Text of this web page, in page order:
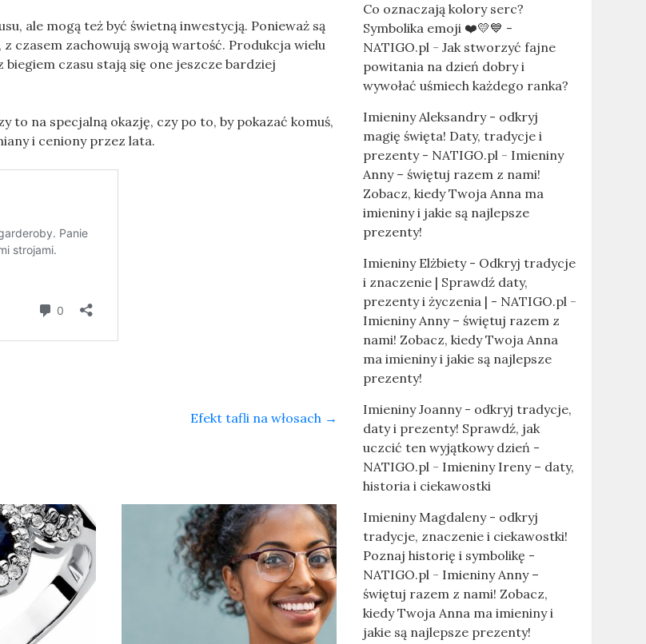
ale mogą też być świetną inwestycją. Ponieważ są
czasem zachowują swoją wartość. Produkcja wielu
czasu stają się one jeszcze bardziej
to na specjalną okazję, czy po to, by pokazać komuś,
i ceniony przez lata.
Efekt tafli na włosach →
Co oznaczają kolory serc?
Symbolika emoji ❤️💛💙 -
NATIGO.pl- Jak stworzyć fajne
powitania na dzień dobry i
wywołać uśmiech każdego ranka?
Imieniny Aleksandry - odkryj
magię święta! Daty, tradycje i
prezenty - NATIGO.pl- Imieniny
Anny – świętuj razem z nami!
Zobacz, kiedy Twoja Anna ma
imieniny i jakie są najlepsze
prezenty!
Imieniny Elżbiety - Odkryj tradycje
i znaczenie | Sprawdź daty,
prezenty i życzenia | - NATIGO.pl-
Imieniny Anny – świętuj razem z
nami! Zobacz, kiedy Twoja Anna
ma imieniny i jakie są najlepsze
prezenty!
Imieniny Joanny - odkryj tradycje,
daty i prezenty! Sprawdź, jak
uczcić ten wyjątkowy dzień -
NATIGO.pl- Imieniny Ireny – daty,
historia i ciekawostki
Imieniny Magdaleny - odkryj
tradycje, znaczenie i ciekawostki!
Poznaj historię i symbolikę -
NATIGO.pl- Imieniny Anny –
świętuj razem z nami! Zobacz,
kiedy Twoja Anna ma imieniny i
jakie są najlepsze prezenty!